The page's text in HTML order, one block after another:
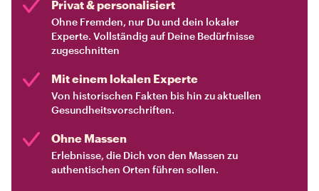
Privat & personalisiert
Ohne Fremden, nur Du und dein lokaler
Experte. Vollständig auf Deine Bedürfnisse
zugeschnitten
Mit einem lokalen Experte
Von historischen Fakten bis hin zu aktuellen
Gesundheitsvorschriften.
Ohne Massen
Erlebnisse, die Dich von den Massen zu
authentischen Orten führen sollen.